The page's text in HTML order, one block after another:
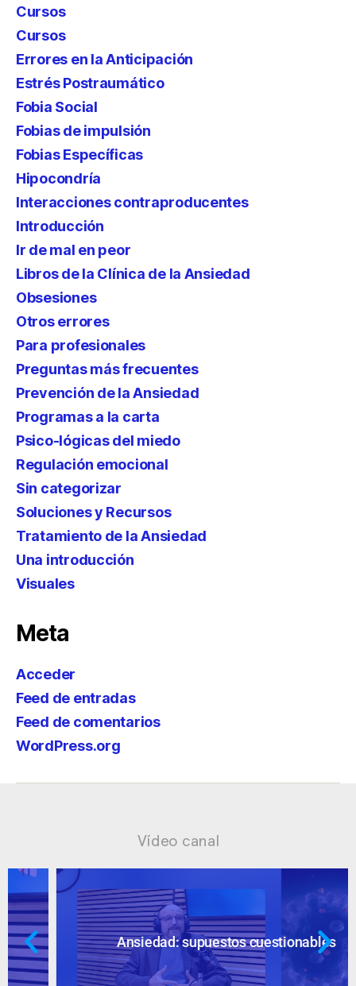
Cursos
Cursos
Errores en la Anticipación
Estrés Postraumático
Fobia Social
Fobias de impulsión
Fobias Específicas
Hipocondría
Interacciones contraproducentes
Introducción
Ir de mal en peor
Libros de la Clínica de la Ansiedad
Obsesiones
Otros errores
Para profesionales
Preguntas más frecuentes
Prevención de la Ansiedad
Programas a la carta
Psico-lógicas del miedo
Regulación emocional
Sin categorizar
Soluciones y Recursos
Tratamiento de la Ansiedad
Una introducción
Visuales
Meta
Acceder
Feed de entradas
Feed de comentarios
WordPress.org
Vídeo canal
Ansiedad: supuestos cuestionables